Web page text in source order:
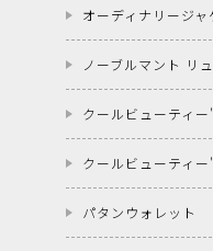
オーディナリージャ
ノーブルマント リ
クールビューティ
クールビューティ
パタンウォレット